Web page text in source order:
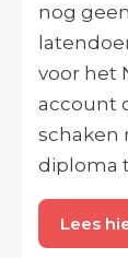
nog
voor het
account
schaken
diploma
Lees